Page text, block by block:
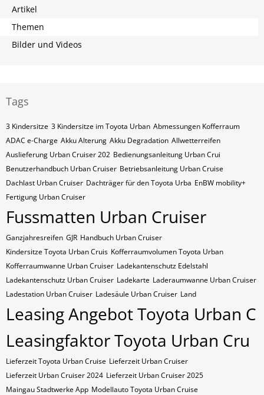
Artikel
Themen
Bilder und Videos
Tags
3 Kindersitze 3 Kindersitze im Toyota Urban Abmessungen Kofferraum
ADAC e-Charge Akku Alterung Akku Degradation Allwetterreifen
Auslieferung Urban Cruiser 202 Bedienungsanleitung Urban Crui
Benutzerhandbuch Urban Cruiser Betriebsanleitung Urban Cruise
Dachlast Urban Cruiser Dachträger für den Toyota Urba EnBW mobility+
Fertigung Urban Cruiser
Fussmatten Urban Cruiser
Ganzjahresreifen GJR Handbuch Urban Cruiser
Kindersitze Toyota Urban Cruis Kofferraumvolumen Toyota Urban
Kofferraumwanne Urban Cruiser Ladekantenschutz Edelstahl
Ladekantenschutz Urban Cruiser Ladekarte Laderaumwanne Urban Cruiser
Ladestation Urban Cruiser Ladesäule Urban Cruiser Land
Leasing Angebot Toyota Urban C
Leasingfaktor Toyota Urban Cru
Lieferzeit Toyota Urban Cruise Lieferzeit Urban Cruiser
Lieferzeit Urban Cruiser 2024 Lieferzeit Urban Cruiser 2025
Maingau Stadtwerke App Modellauto Toyota Urban Cruise